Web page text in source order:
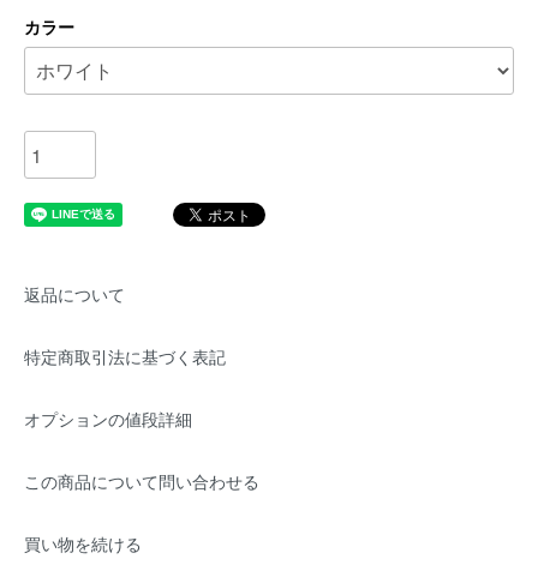
カラー
返品について
特定商取引法に基づく表記
オプションの値段詳細
この商品について問い合わせる
買い物を続ける